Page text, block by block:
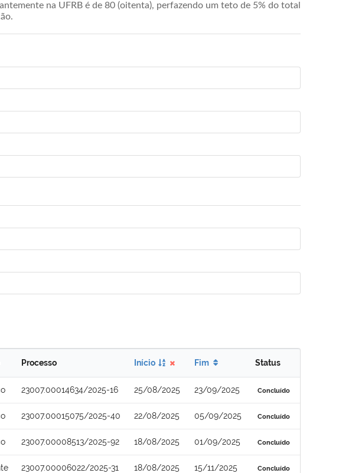
na UFRB é de 80 (oitenta), perfazendo um teto de 5% do total
Processo Início Fim Status
23007.00014634/2025-16 25/08/2025 23/09/2025 Concluído
23007.00015075/2025-40 22/08/2025 05/09/2025 Concluído
23007.00008513/2025-92 18/08/2025 01/09/2025 Concluído
23007.00006022/2025-31 18/08/2025 15/11/2025 Concluído